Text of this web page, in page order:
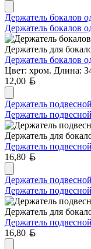
Держатель бокалов
Держатель бокалов
Держатель для
Держатель бокалов
Цвет: хром. Длина:
12,00
Держатель
Держатель
Держатель для
Держатель
16,80
Держатель
Держатель
Держатель для
Держатель
16,80